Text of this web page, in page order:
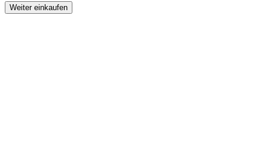
Weiter einkaufen